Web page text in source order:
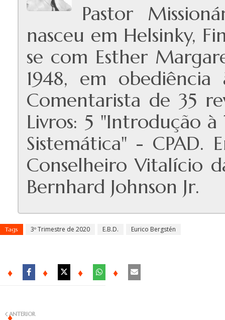
Pastor
nasceu em Helsinky,
se com Esther
1948, em
Comentarista de 35
Livros: 5 "Introdução à
Sistemática" - CPAD.
Conselheiro Vitalício
Bernhard Johnson Jr.
Tags 3º Trimestre de 2020 E.B.D. Eurico Bergstén
ANTERIOR